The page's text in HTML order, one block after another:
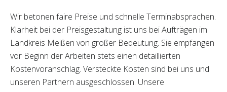
Wir betonen faire Preise und schnelle Terminabsprachen.
Klarheit bei der Preisgestaltung ist uns bei Aufträgen im
Landkreis Meißen von großer Bedeutung. Sie empfangen
vor Beginn der Arbeiten stets einen detaillierten
Kostenvoranschlag. Versteckte Kosten sind bei uns und
unseren Partnern ausgeschlossen. Unsere